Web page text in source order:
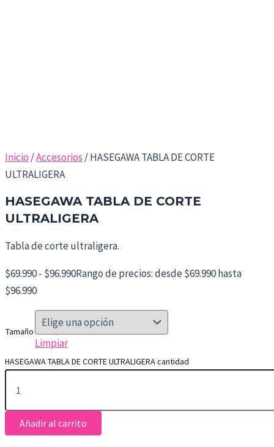
Inicio /Accesorios / HASEGAWA TABLA DE CORTE
ULTRALIGERA
HASEGAWA TABLA DE CORTE
ULTRALIGERA
Tabla de corte ultraligera.
$69.990- $96.990Rango de precios: desde $69.990 hasta
$96.990
Tamaño
Limpiar
HASEGAWA TABLA DE CORTE ULTRALIGERA cantidad
Añadir al carrito